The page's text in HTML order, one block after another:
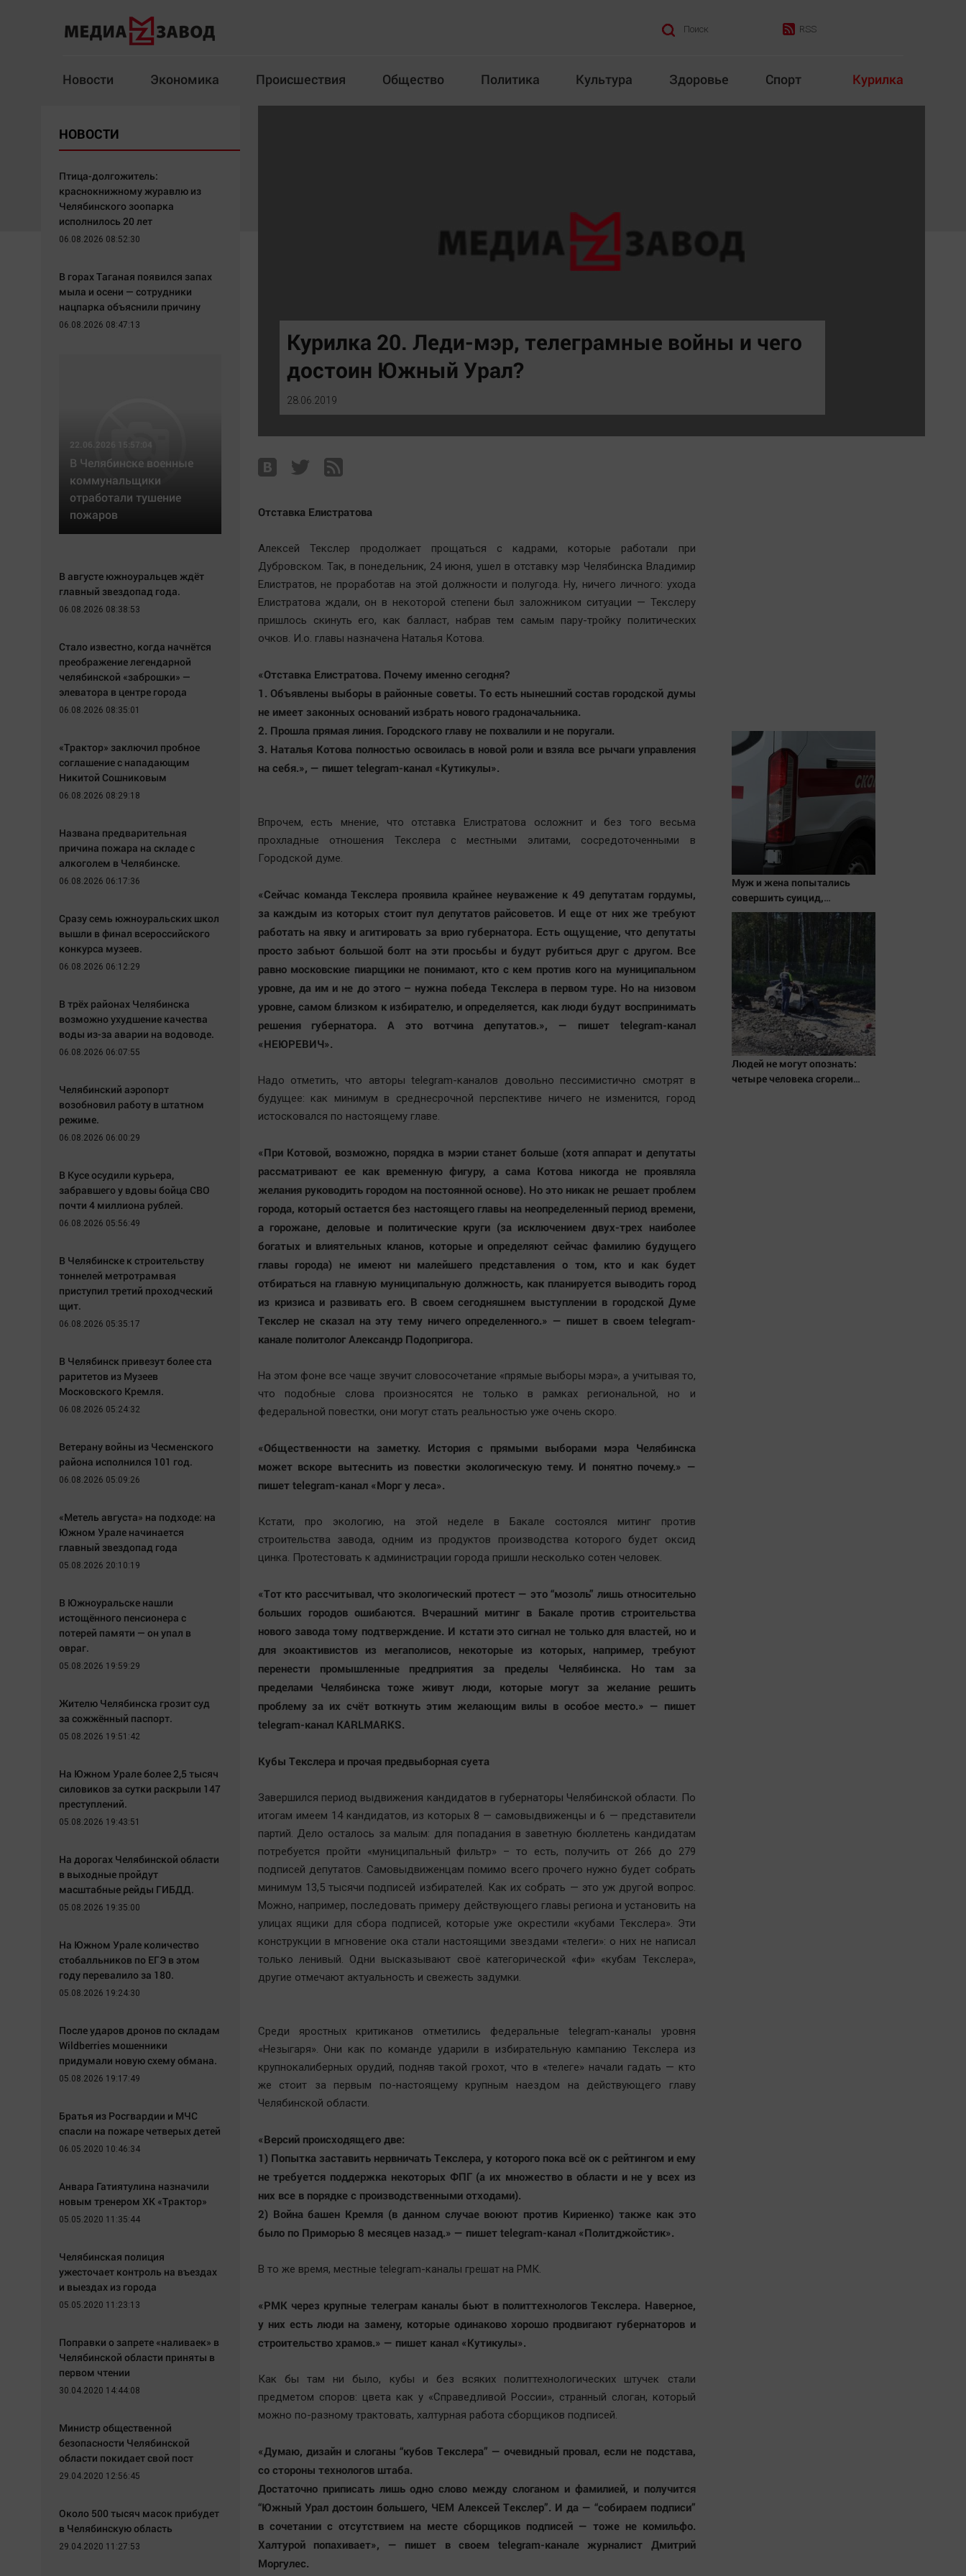
Поиск RSS
Новости Экономика Происшествия Общество Политика Культура Здоровье Спорт Курилка
Здоровье
Архив
Общество
Политика
Экономика
Технологии
Отраслевые темы
Медиаграмотность
Челябинск космический
Другие рубрики
English version
Online-консультация
Вкусное
Гороскоп
ЖКХ
Интервью
Отдых
Светская жизнь
Тенденции
Курилка 20. Леди-мэр, телеграмные войны и чего
достоин Южный Урал?
28.06.2019
Отставка Елистратова
Алексей Текслер продолжает прощаться с кадрами, которые работали при
Дубровском. Так, в понедельник, 24 июня, ушел в отставку мэр Челябинска Владимир
Елистратов, не проработав на этой должности и полугода. Ну, ничего личного: ухода
Елистратова ждали, он в некоторой степени был заложником ситуации — Текслеру
пришлось скинуть его, как балласт, набрав тем самым пару-тройку политических
очков. И.о. главы назначена Наталья Котова.
«Отставка Елистратова. Почему именно сегодня?
1. Объявлены выборы в районные советы. То есть нынешний состав городской думы
не имеет законных оснований избрать нового градоначальника.
2. Прошла прямая линия. Городского главу не похвалили и не поругали.
3. Наталья Котова полностью освоилась в новой роли и взяла все рычаги управления
на себя.», — пишет telegram-канал «Кутикулы».
Впрочем, есть мнение, что отставка Елистратова осложнит и без того весьма
прохладные отношения Текслера с местными элитами, сосредоточенными в
Городской думе.
«Сейчас команда Текслера проявила крайнее неуважение к 49 депутатам гордумы,
за каждым из которых стоит пул депутатов райсоветов. И еще от них же требуют
работать на явку и агитировать за врио губернатора. Есть ощущение, что депутаты
просто забьют большой болт на эти просьбы и будут рубиться друг с другом. Все
равно московские пиарщики не понимают, кто с кем против кого на муниципальном
уровне, да им и не до этого – нужна победа Текслера в первом туре. Но на низовом
уровне, самом близком к избирателю, и определяется, как люди будут воспринимать
решения губернатора. А это вотчина депутатов.», — пишет telegram-канал
«НЕЮРЕВИЧ».
Надо отметить, что авторы telegram-каналов довольно пессимистично смотрят в
будущее: как минимум в среднесрочной перспективе ничего не изменится, город
истосковался по настоящему главе.
«При Котовой, возможно, порядка в мэрии станет больше (хотя аппарат и депутаты
рассматривают ее как временную фигуру, а сама Котова никогда не проявляла
желания руководить городом на постоянной основе). Но это никак не решает проблем
города, который остается без настоящего главы на неопределенный период времени,
а горожане, деловые и политические круги (за исключением двух-трех наиболее
богатых и влиятельных кланов, которые и определяют сейчас фамилию будущего
главы города) не имеют ни малейшего представления о том, кто и как будет
отбираться на главную муниципальную должность, как планируется выводить город
из кризиса и развивать его. В своем сегодняшнем выступлении в городской Думе
Текслер не сказал на эту тему ничего определенного.» — пишет в своем telegram-
канале политолог Александр Подопригора.
На этом фоне все чаще звучит словосочетание «прямые выборы мэра», а учитывая то,
что подобные слова произносятся не только в рамках региональной, но и
федеральной повестки, они могут стать реальностью уже очень скоро.
«Общественности на заметку. История с прямыми выборами мэра Челябинска
может вскоре вытеснить из повестки экологическую тему. И понятно почему.» —
пишет telegram-канал «Морг у леса».
Кстати, про экологию, на этой неделе в Бакале состоялся митинг против
строительства завода, одним из продуктов производства которого будет оксид
цинка. Протестовать к администрации города пришли несколько сотен человек.
«Тот кто рассчитывал, что экологический протест — это “мозоль” лишь относительно
больших городов ошибаются. Вчерашний митинг в Бакале против строительства
нового завода тому подтверждение. И кстати это сигнал не только для властей, но и
для экоактивистов из мегаполисов, некоторые из которых, например, требуют
перенести промышленные предприятия за пределы Челябинска. Но там за
пределами Челябинска тоже живут люди, которые могут за желание решить
проблему за их счёт воткнуть этим желающим вилы в особое место.» — пишет
telegram-канал KARLMARKS.
Кубы Текслера и прочая предвыборная суета
Завершился период выдвижения кандидатов в губернаторы Челябинской области. По
итогам имеем 14 кандидатов, из которых 8 — самовыдвиженцы и 6 — представители
партий. Дело осталось за малым: для попадания в заветную бюллетень кандидатам
потребуется пройти «муниципальный фильтр» – то есть, получить от 266 до 279
подписей депутатов. Самовыдвиженцам помимо всего прочего нужно будет собрать
минимум 13,5 тысячи подписей избирателей. Как их собрать — это уж другой вопрос.
Можно, например, последовать примеру действующего главы региона и установить на
улицах ящики для сбора подписей, которые уже окрестили «кубами Текслера». Эти
конструкции в мгновение ока стали настоящими звездами «телеги»: о них не написал
только ленивый. Одни высказывают своё категорической «фи» «кубам Текслера»,
другие отмечают актуальность и свежесть задумки.
Среди яростных критиканов отметились федеральные telegram-каналы уровня
«Незыгаря». Они как по команде ударили в избирательную кампанию Текслера из
крупнокалиберных орудий, подняв такой грохот, что в «телеге» начали гадать — кто
же стоит за первым по-настоящему крупным наездом на действующего главу
Челябинской области.
«Версий происходящего две:
1) Попытка заставить нервничать Текслера, у которого пока всё ок с рейтингом и ему
не требуется поддержка некоторых ФПГ (а их множество в области и не у всех из
них все в порядке с производственными отходами).
2) Война башен Кремля (в данном случае воюют против Кириенко) также как это
было по Приморью 8 месяцев назад.» — пишет telegram-канал «Политджойстик».
В то же время, местные telegram-каналы грешат на РМК.
«РМК через крупные телеграм каналы бьют в политтехнологов Текслера. Наверное,
у них есть люди на замену, которые одинаково хорошо продвигают губернаторов и
строительство храмов.» — пишет канал «Кутикулы».
Как бы там ни было, кубы и без всяких политтехнологических штучек стали
предметом споров: цвета как у «Справедливой России», странный слоган, который
можно по-разному трактовать, халтурная работа сборщиков подписей.
«Думаю, дизайн и слоганы “кубов Текслера” — очевидный провал, если не подстава,
со стороны технологов штаба.
Достаточно приписать лишь одно слово между слоганом и фамилией, и получится
“Южный Урал достоин большего, ЧЕМ Алексей Текслер”. И да — “собираем подписи”
в сочетании с отсутствием на месте сборщиков подписей — тоже не комильфо.
Халтурой попахивает», — пишет в своем telegram-канале журналист Дмитрий
Моргулес.
Муж и жена попытались
совершить суицид,
предупредив оперативные
службы
Людей не могут опознать:
четыре человека сгорели
НОВОСТИ
Птица-долгожитель:
краснокнижному журавлю из
Челябинского зоопарка
исполнилось 20 лет
06.08.2026 08:52:30
В горах Таганая появился запах
мыла и осени — сотрудники
нацпарка объяснили причину
06.08.2026 08:47:13
22.06.2026 15:57:04
В Челябинске военные
коммунальщики
отработали тушение
пожаров
В августе южноуральцев ждёт
главный звездопад года.
06.08.2026 08:38:53
Стало известно, когда начнётся
преображение легендарной
челябинской «заброшки» —
элеватора в центре города
06.08.2026 08:35:01
«Трактор» заключил пробное
соглашение с нападающим
Никитой Сошниковым
06.08.2026 08:29:18
Названа предварительная
причина пожара на складе с
алкоголем в Челябинске.
06.08.2026 06:17:36
Сразу семь южноуральских школ
вышли в финал всероссийского
конкурса музеев.
06.08.2026 06:12:29
В трёх районах Челябинска
возможно ухудшение качества
воды из-за аварии на водоводе.
06.08.2026 06:07:55
Челябинский аэропорт
возобновил работу в штатном
режиме.
06.08.2026 06:00:29
В Кусе осудили курьера,
забравшего у вдовы бойца СВО
почти 4 миллиона рублей.
06.08.2026 05:56:49
В Челябинске к строительству
тоннелей метротрамвая
приступил третий проходческий
щит.
06.08.2026 05:35:17
В Челябинск привезут более ста
раритетов из Музеев
Московского Кремля.
06.08.2026 05:24:32
Ветерану войны из Чесменского
района исполнился 101 год.
06.08.2026 05:09:26
«Метель августа» на подходе: на
Южном Урале начинается
главный звездопад года
05.08.2026 20:10:19
В Южноуральске нашли
истощённого пенсионера с
потерей памяти — он упал в
овраг.
05.08.2026 19:59:29
Жителю Челябинска грозит суд
за сожжённый паспорт.
05.08.2026 19:51:42
На Южном Урале более 2,5 тысяч
силовиков за сутки раскрыли 147
преступлений.
05.08.2026 19:43:51
На дорогах Челябинской области
в выходные пройдут
масштабные рейды ГИБДД.
05.08.2026 19:35:00
На Южном Урале количество
стобалльников по ЕГЭ в этом
году перевалило за 180.
05.08.2026 19:24:30
После ударов дронов по складам
Wildberries мошенники
придумали новую схему обмана.
05.08.2026 19:17:49
Братья из Росгвардии и МЧС
спасли на пожаре четверых детей
06.05.2020 10:46:34
Анвара Гатиятулина назначили
новым тренером ХК «Трактор»
05.05.2020 11:35:44
Челябинская полиция
ужесточает контроль на въездах
и выездах из города
05.05.2020 11:23:13
Поправки о запрете «наливаек» в
Челябинской области приняты в
первом чтении
30.04.2020 14:44:08
Министр общественной
безопасности Челябинской
области покидает свой пост
29.04.2020 12:56:45
Около 500 тысяч масок прибудет
в Челябинскую область
29.04.2020 11:27:53